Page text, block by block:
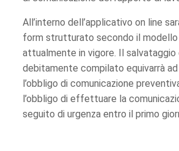
All’interno dell’applicativo on line
form strutturato secondo il modello
attualmente in vigore. Il salvataggio
debitamente compilato equivarrà
l’obbligo di comunicazione
l’obbligo di effettuare la
seguito di urgenza entro il primo